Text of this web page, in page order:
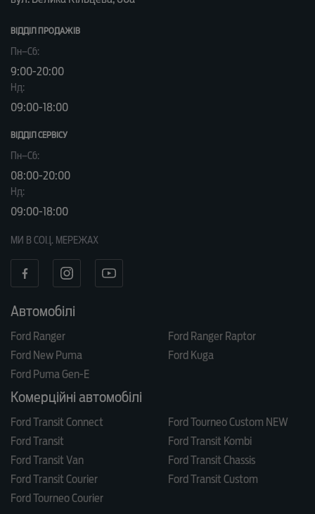
ВІДДІЛ ПРОДАЖІВ
Пн–Сб:
9:00-20:00
Нд:
09:00-18:00
ВІДДІЛ CЕРВІСУ
Пн–Сб:
08:00-20:00
Нд:
09:00-18:00
МИ В СОЦ. МЕРЕЖАХ
Автомобілі
Ford Ranger
Ford Ranger Raptor
Ford New Puma
Ford Kuga
Ford Puma Gen-E
Комерційні автомобілі
Ford Transit Connect
Ford Tourneo Custom NEW
Ford Transit
Ford Transit Kombi
Ford Transit Van
Ford Transit Chassis
Ford Transit Courier
Ford Transit Custom
Ford Tourneo Courier